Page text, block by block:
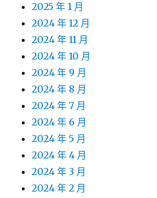
2025 年 1 月
2024 年 12 月
2024 年 11 月
2024 年 10 月
2024 年 9 月
2024 年 8 月
2024 年 7 月
2024 年 6 月
2024 年 5 月
2024 年 4 月
2024 年 3 月
2024 年 2 月